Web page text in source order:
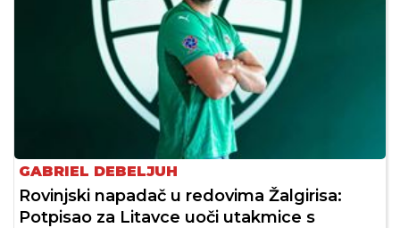
GABRIEL DEBELJUH
Rovinjski napadač u redovima Žalgirisa:
Potpisao za Litavce uoči utakmice s